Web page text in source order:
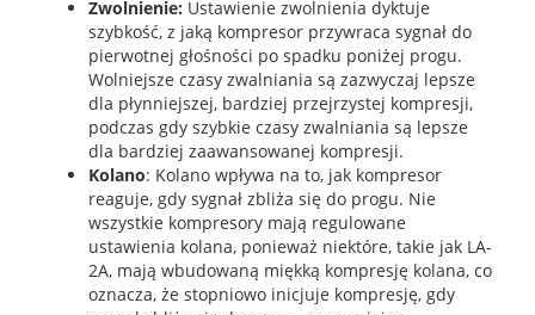
Zwolnienie: Ustawienie zwolnienia dyktuje
szybkość, z jaką kompresor przywraca sygnał do
pierwotnej głośności po spadku poniżej progu.
Wolniejsze czasy zwalniania są zazwyczaj lepsze
dla płynniejszej, bardziej przejrzystej kompresji,
podczas gdy szybkie czasy zwalniania są lepsze
dla bardziej zaawansowanej kompresji.
Kolano: Kolano wpływa na to, jak kompresor
reaguje, gdy sygnał zbliża się do progu. Nie
wszystkie kompresory mają regulowane
ustawienia kolana, ponieważ niektóre, takie jak LA-
2A, mają wbudowaną miękką kompresję kolana, co
oznacza, że stopniowo inicjuje kompresję, gdy